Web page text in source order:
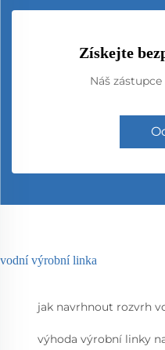
Získejte
Náš
vodní výrobní linka
jak navrhnout rozvrh
výhoda výrobní linky